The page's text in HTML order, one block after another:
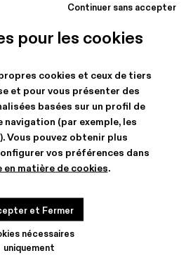
pour les cookies
cookies et ceux de tiers
et pour vous présenter des
basées sur un profil de
navigation (par exemple, les
Vous pouvez obtenir plus
vos préférences dans
en matière de cookies.
nécessaires
uniquement
Continuer sans accepter
et Fermer